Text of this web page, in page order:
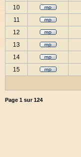
10
11
12
13
14
15
Page 1 sur124